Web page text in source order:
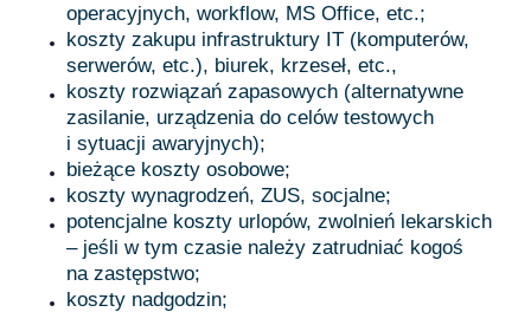
operacyjnych, workflow, MS Office, etc.;
koszty zakupu infrastruktury IT (komputerów,
serwerów, etc.), biurek, krzeseł, etc.,
koszty rozwiązań zapasowych (alternatywne
zasilanie, urządzenia do celów testowych
i sytuacji awaryjnych);
bieżące koszty osobowe;
koszty wynagrodzeń, ZUS, socjalne;
potencjalne koszty urlopów, zwolnień lekarskich
– jeśli w tym czasie należy zatrudniać kogoś
na zastępstwo;
koszty nadgodzin;